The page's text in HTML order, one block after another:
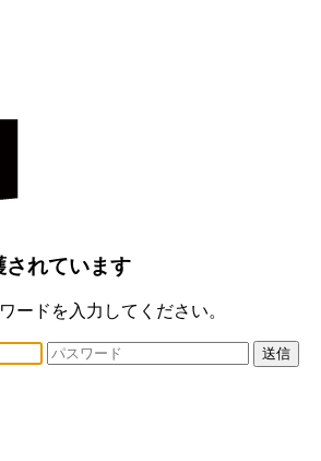
されています
ードを入力してください。
送信